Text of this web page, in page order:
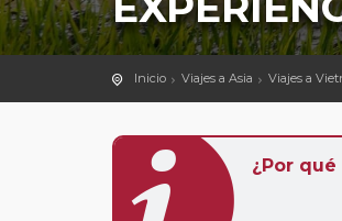
Inicio Viajes a Asia Viajes a
¿Por